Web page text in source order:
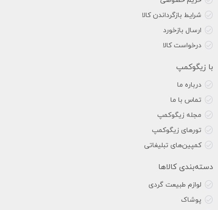
شرایط بازگرداندن کالا
ارسال بازخورد
درخواست کالا
با زیگوکمپ
درباره ما
تماس با ما
مجله زیگوکمپ
تورهای زیگوکمپ
کمپین‌های تبلیغاتی
دسته‌بندی کالاها
لوازم طبیعت گردی
پوشاک